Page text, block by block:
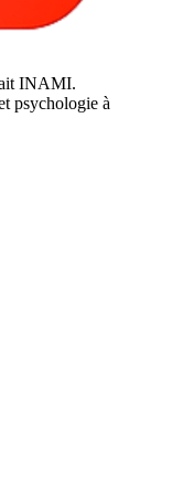
INAMI.
psychologie à